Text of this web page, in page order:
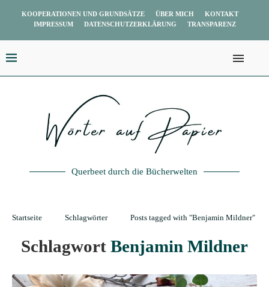
KOOPERATIONEN UND GRUNDSÄTZE ÜBER MICH
KONTAKT
IMPRESSUM
DATENSCHUTZERKLÄRUNG TRANSPARENZ
Querbeet durch die Bücherwelten
Startseite Schlagwörter Posts tagged with "Benjamin Mildner"
Schlagwort Benjamin Mildner